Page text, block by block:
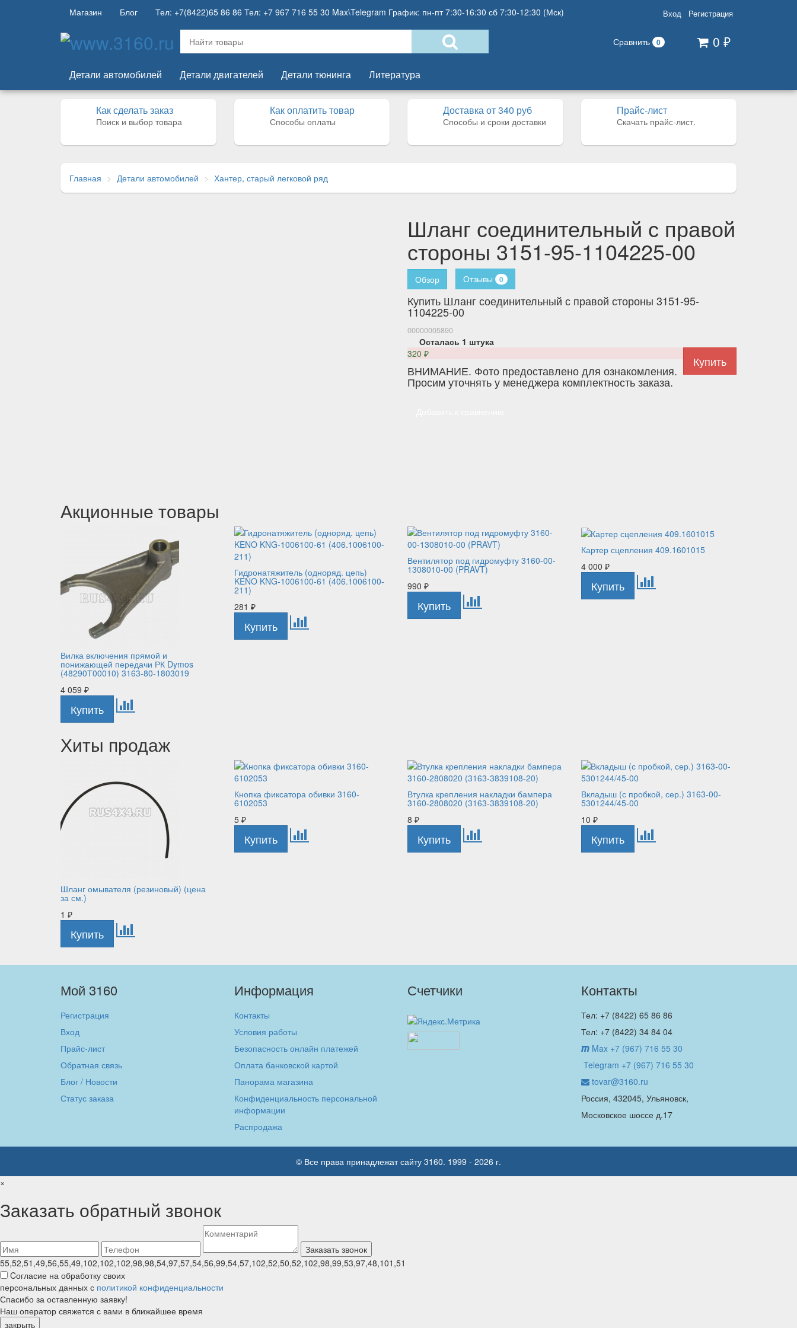
Вход Регистрация
Магазин Блог Тел: +7(8422)65 86 86 Тел: +7 967 716 55 30 Max\Telegram График: пн-пт 7:30-16:30 сб 7:30-12:30 (Мск)
0 ₽
Сравнить 0
Детали автомобилей Детали двигателей Детали тюнинга Литература
Как сделать заказ
Поиск и выбор товара
Как оплатить товар
Способы оплаты
Доставка от 340 руб
Способы и сроки доставки
Прайс-лист
Скачать прайс-лист.
Главная Детали автомобилей Хантер, старый легковой ряд
Шланг соединительный с правой
стороны 3151-95-1104225-00
Обзор Отзывы 0
Купить Шланг соединительный с правой стороны 3151-95-
1104225-00
00000005890
Осталась 1 штука
320 ₽
ВНИМАНИЕ. Фото предоставлено для ознакомления.
Просим уточнять у менеджера комплектность заказа.
Акционные товары
Вилка включения прямой и
понижающей передачи РК Dymos
(48290Т00010) 3163-80-1803019
4 059 ₽
Гидронатяжитель (одноряд. цепь)
KENO KNG-1006100-61 (406.1006100-
211)
281 ₽
Вентилятор под гидромуфту 3160-00-
1308010-00 (PRAVT)
990 ₽
Картер сцепления 409.1601015
4 000 ₽
Хиты продаж
Шланг омывателя (резиновый) (цена
за см.)
1 ₽
Кнопка фиксатора обивки 3160-
6102053
5 ₽
Втулка крепления накладки бампера
3160-2808020 (3163-3839108-20)
8 ₽
Вкладыш (с пробкой, сер.) 3163-00-
5301244/45-00
10 ₽
Мой 3160
Регистрация
Вход
Прайс-лист
Обратная связь
Блог / Новости
Статус заказа
Информация
Контакты
Условия работы
Безопасность онлайн платежей
Оплата банковской картой
Панорама магазина
Конфиденциальность персональной
информации
Распродажа
Счетчики Контакты
Тел: +7 (8422) 65 86 86
Тел: +7 (8422) 34 84 04
Max +7 (967) 716 55 30
Telegram +7 (967) 716 55 30
tovar@3160.ru
Россия, 432045, Ульяновск,
Московское шоссе д.17
© Все права принадлежат сайту 3160. 1999 - 2026 г.
×
Заказать обратный звонок
55,52,51,49,56,55,49,102,102,102,98,98,54,97,57,54,56,99,54,57,102,52,50,52,102,98,99,53,97,48,101,51
Cогласие на обработку своих
персональных данных с политикой конфиденциальности
Спасибо за оставленную заявку!
Наш оператор свяжется с вами в ближайшее время
закрыть